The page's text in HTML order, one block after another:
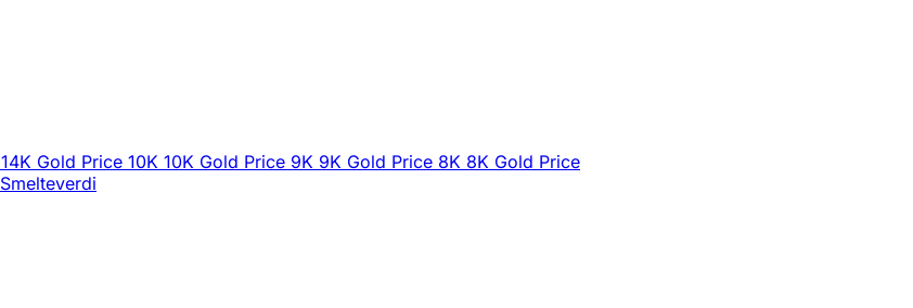
14K Gold Price 10K 10K Gold Price 9K 9K Gold Price 8K 8K Gold Price
Smelteverdi